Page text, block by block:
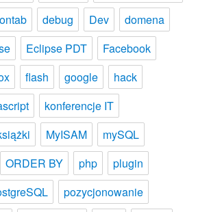
debug Dev
domena
Eclipse PDT
Facebook
flash google
hack
konferencje IT
MyISAM
mySQL
ORDER BY php
plugin
pozycjonowanie